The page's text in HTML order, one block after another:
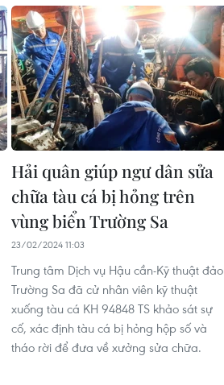
Hải quân giúp ngư dân sửa
chữa tàu cá bị hỏng trên
vùng biển Trường Sa
23/02/2024 11:03
Trung tâm Dịch vụ Hậu cần-Kỹ thuật đảo
Trường Sa đã cử nhân viên kỹ thuật
xuống tàu cá KH 94848 TS khảo sát sự
cố, xác định tàu cá bị hỏng hộp số và
tháo rời để đưa về xưởng sửa chữa.